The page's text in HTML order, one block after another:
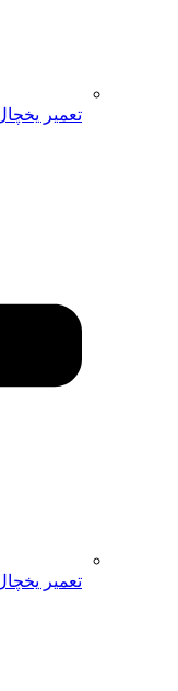
تعمیر
تعمیر